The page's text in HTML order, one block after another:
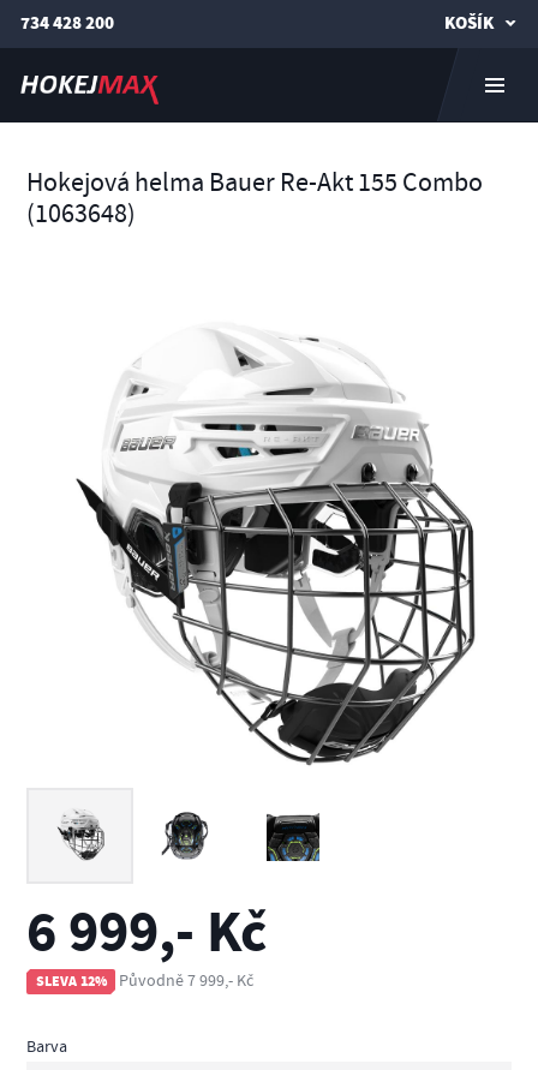
734 428 200 KOŠÍK
Hokejová helma Bauer Re-Akt 155 Combo
(1063648)
6 999,- Kč
SLEVA 12% Původně 7 999,- Kč
Barva